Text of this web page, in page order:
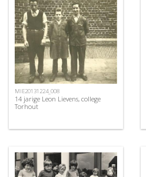
MIE20131224_008
14 jarige Leon Lievens, college
Torhout